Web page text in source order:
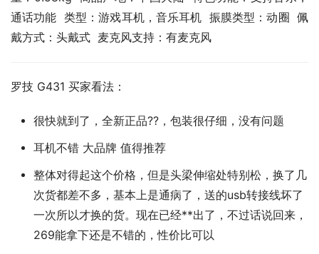
通话功能  类型：游戏耳机，音乐耳机  振膜类型：动圈  佩
戴方式：头戴式  麦克风支持：有麦克风
罗技 G431 买家看法：
很快就到了，全新正品??，包装很仔细，没有问题
耳机不错 大品牌 值得推荐
整体对得起这个价格，但是头梁伸缩处特别松，换了几
次货都差不多，基本上是通病了，送的usb转接线坏了
一次所以才换的货。现在已经**出了，不过话说回来，
269能拿下还是不错的，性价比可以